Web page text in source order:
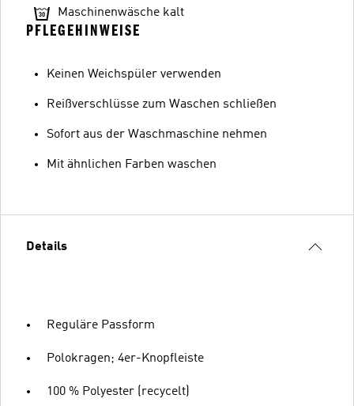
Maschinenwäsche kalt
PFLEGEHINWEISE
Keinen Weichspüler verwenden
Reißverschlüsse zum Waschen schließen
Sofort aus der Waschmaschine nehmen
Mit ähnlichen Farben waschen
Details
Reguläre Passform
Polokragen; 4er-Knopfleiste
100 % Polyester (recycelt)